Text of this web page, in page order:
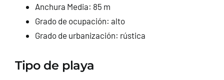
Anchura Media: 85 m
Grado de ocupación: alto
Grado de urbanización: rústica
Tipo de playa